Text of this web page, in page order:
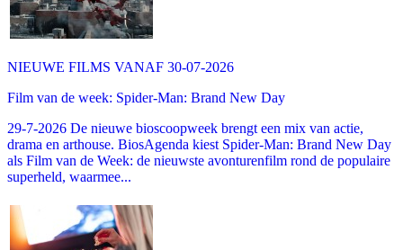
NIEUWE FILMS VANAF 30-07-2026
Film van de week: Spider-Man: Brand New Day
29-7-2026 De nieuwe bioscoopweek brengt een mix van actie,
drama en arthouse. BiosAgenda kiest Spider-Man: Brand New Day
als Film van de Week: de nieuwste avonturenfilm rond de populaire
superheld, waarmee...